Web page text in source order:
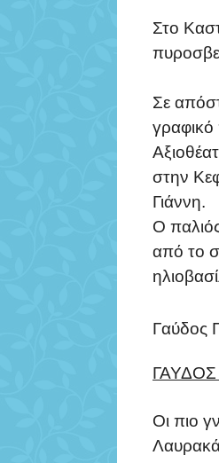
Στο
Σε
γραφικό
στην
Γιάννη.
Ο
από το
Γαύδος
Οι πιο